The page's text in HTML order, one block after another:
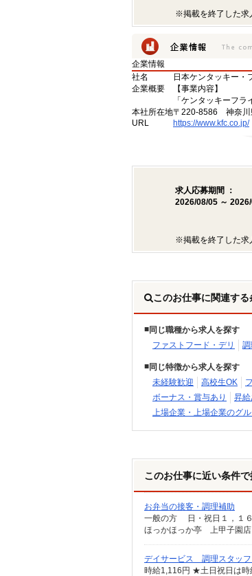
※掲載を終了した求
企業情報
社名
日本ケンタッキー・
企業概要
【事業内容】
「ケンタッキーフ
本社所在地〒220-8586 神奈川
URL
https://www.kfc.co.jp/
求人応募期間 ：
2026/08/05 ～
※掲載を終了した求
このお仕事に関連す
同じ職種から求人を探す
ファストフード・デリ
同じ特徴から求人を探す
未経験歓迎
高校生OK
ボーナス・賞与あり
昇給
上場企業・上場企業のグ
このお仕事に近い条件
お弁当の接客・調理補助
一般の方 日・祝日１，１
ほっかほっか亭 上甲子園店
デイサービス 調理スタッフ
時給1,116円 ★土日祝日は時